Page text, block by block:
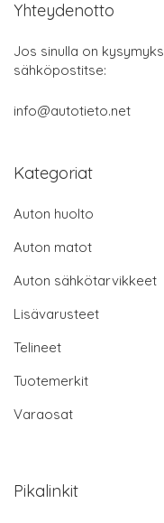
Yhteydenotto
Jos sinulla on
sähköpostitse:
info@autotieto.net
Kategoriat
Auton huolto
Auton matot
Auton sähkötarvikkeet
Lisävarusteet
Telineet
Tuotemerkit
Varaosat
Pikalinkit